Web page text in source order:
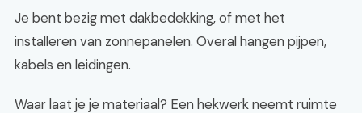
Je bent bezig met dakbedekking, of met het
installeren van zonnepanelen. Overal hangen pijpen,
kabels en leidingen.
Waar laat je je materiaal? Een hekwerk neemt ruimte